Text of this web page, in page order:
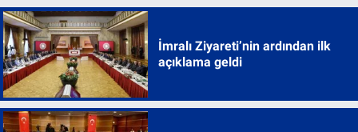
İmralı Ziyareti’nin ardından ilk
açıklama geldi